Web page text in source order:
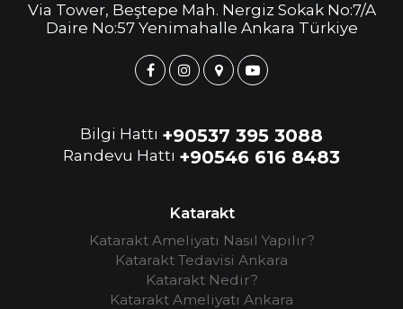
Via Tower, Beştepe Mah. Nergiz Sokak No:7/A
Daire No:57 Yenimahalle Ankara Türkiye
Bilgi Hattı +90537 395 3088
Randevu Hattı +90546 616 8483
Katarakt
Katarakt Ameliyatı Nasıl Yapılır?
Katarakt Tedavisi Ankara
Katarakt Nedir?
Katarakt Ameliyatı Ankara